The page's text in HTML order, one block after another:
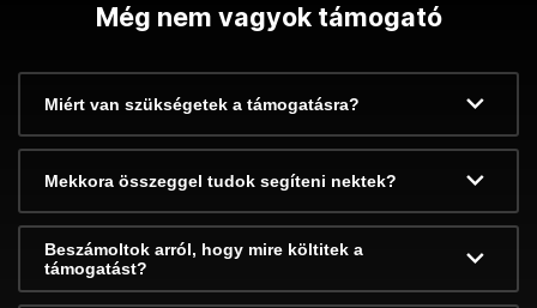
Még nem vagyok támogató
Miért van szükségetek a támogatásra?
Mekkora összeggel tudok segíteni nektek?
Beszámoltok arról, hogy mire költitek a
támogatást?